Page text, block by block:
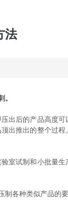
法
后的产品高度可
出推出的整个过
试制和小批量生
各种类似产品的要